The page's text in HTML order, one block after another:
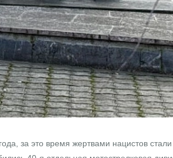
за это время жертвами нацистов